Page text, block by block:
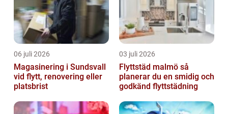
06 juli 2026
Magasinering i Sundsvall
vid flytt, renovering eller
platsbrist
03 juli 2026
Flyttstäd malmö så
planerar du en smidig och
godkänd flyttstädning